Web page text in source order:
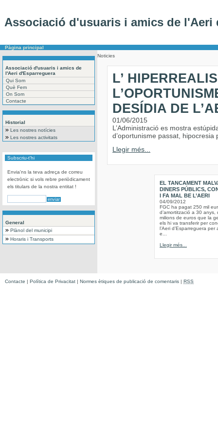
Associació d'usuaris i amics de l'Aeri
Pàgina principal
Associació d'usuaris i amics de
l'Aeri d'Esparreguera
Qui Som
Què Fem
On Som
Contacte
Historial
Les nostres notícies
Les nostres activitats
Subscriu-t'hi
Envia'ns la teva adreça de correu
electrònic si vols rebre periòdicament
els titulars de la nostra entitat !
General
Plànol del municipi
Horaris i Transports
Noticies
L’
DESÍDIA DE
01/06/2015
L’Administració es mostra
d’oportunisme passat,
Llegir més...
EL TANCAMENT
DINERS PÚBLICS,
I FA MAL BE L’AERI
04/09/2012
FGC ha pagat 250 mil
d’amortització a 30 anys,
milions de euros que la
els hi va transferir per
l’Aeri d’Esparreguera per
e...
Llegir més...
Contacte | Política de Privacitat | Normes ètiques de publicació de comentaris | RSS